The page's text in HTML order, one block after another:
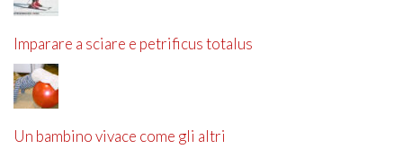
Imparare a sciare e petrificus totalus
Un bambino vivace come gli altri